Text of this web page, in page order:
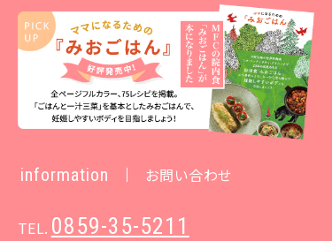
information お問い合わせ
TEL. 0859-35-5211